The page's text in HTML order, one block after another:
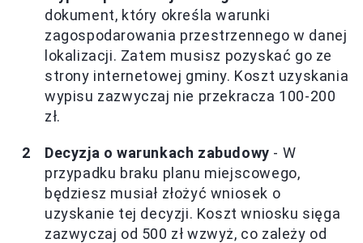
dokument, który określa warunki
zagospodarowania przestrzennego w danej
lokalizacji. Zatem musisz pozyskać go ze
strony internetowej gminy. Koszt uzyskania
wypisu zazwyczaj nie przekracza 100-200
zł.
Decyzja o warunkach zabudowy - W
przypadku braku planu miejscowego,
będziesz musiał złożyć wniosek o
uzyskanie tej decyzji. Koszt wniosku sięga
zazwyczaj od 500 zł wzwyż, co zależy od